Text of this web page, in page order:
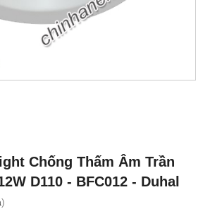
Chống Thấm Âm Trần
D110 - BFC012 - Duhal
)